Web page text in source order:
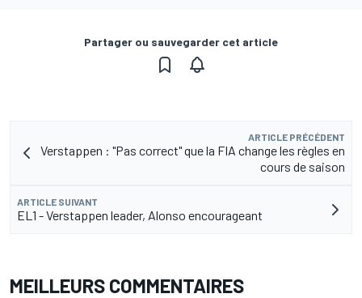
Partager ou sauvegarder cet article
ARTICLE PRÉCÉDENT
Verstappen : "Pas correct" que la FIA change les règles en
cours de saison
ARTICLE SUIVANT
EL1 - Verstappen leader, Alonso encourageant
MEILLEURS COMMENTAIRES